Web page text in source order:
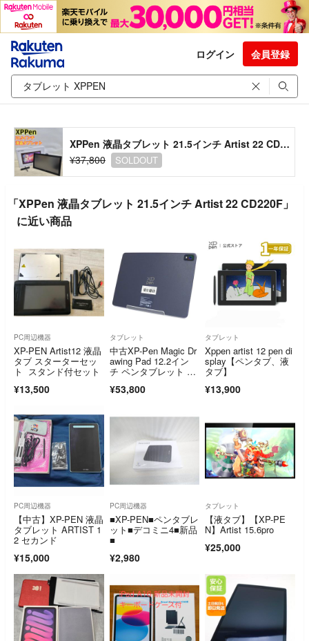
ログイン 会員登録
XPPen 液晶タブレット 21.5インチ Artist 22 CD220F
¥37,800
SOLDOUT
「XPPen 液晶タブレット 21.5インチ Artist 22 CD220F」
に近い商品
PC周辺機器
XP-PEN Artist12 液晶
タブ スターターセッ
ト スタンド付セット
¥13,500
タブレット
中古XP-Pen Magic Dr
awing Pad 12.2イン
チ ペンタブレット ma
(C)】
¥53,800
タブレット
Xppen artist 12 pen di
splay【ペンタブ、液
タブ】
¥13,900
PC周辺機器
【中古】XP-PEN 液晶
タブレット ARTIST 1
2 セカンド
¥15,000
PC周辺機器
■XP-PEN■ペンタブレ
ット■デコミニ4■新品
■
¥2,980
タブレット
【液タブ】【XP-PE
N】Artist 15.6pro
¥25,000